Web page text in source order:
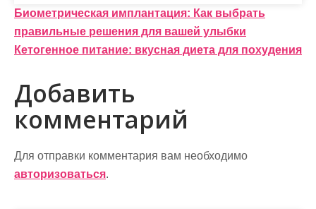
Н
а
и
г
а
ц
Биометрическая имплантация: Как выбрать
правильные решения для вашей улыбки
Кетогенное питание: вкусная диета для похудения
Добавить
комментарий
Для отправки комментария вам необходимо
авторизоваться.